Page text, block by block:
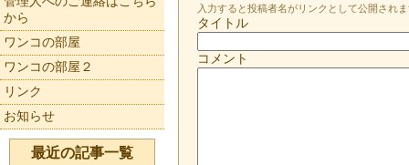
入力すると投稿者名がリンクとして公開され
タイトル
コメント
から
ワンコの部屋
ワンコの部屋２
リンク
お知らせ
最近の記事一覧